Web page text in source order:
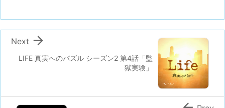
LIFE 真実へのパズル シーズン2 第4話「監
獄実験」

Next